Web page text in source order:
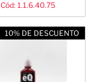
Cód: 1.1.6.40.75
10% DE DESCUENTO